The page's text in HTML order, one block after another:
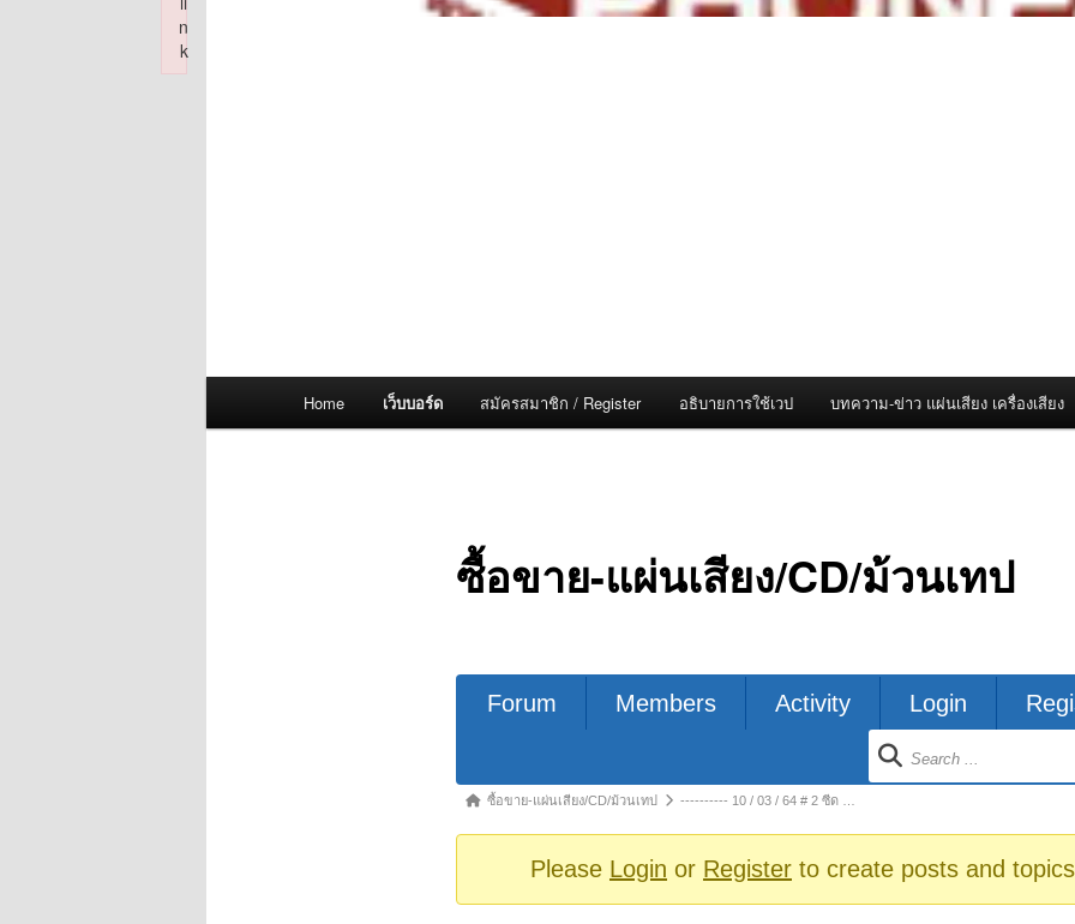
Home เว็บบอร์ด สมัครสมาชิก / Register อธิบายการใช้เวป บทความ-ข่าว แผ่นเสียง เครื่องเสียง
ซื้อขาย-แผ่นเสียง/CD/ม้วนเทป
Forum
Forum Members Activity Login
Forum
breadcrumbs
ซื้อขาย-แผ่นเสียง/CD/ม้วนเทป ---------- 10 / 03 / 64 # 2 ซีด …
Please Login or Registerto create posts and
n
k